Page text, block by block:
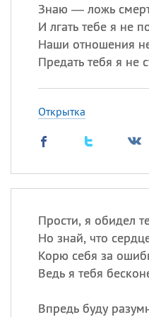
Знаю — ложь
И лгать тебе я не
Наши отношения
Предать тебя я не
Открытка
Прости, я обидел
Но знай, что
Корю себя за
Ведь я тебя
Впредь буду